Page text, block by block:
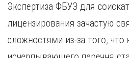
Экспертиза ФБУЗ для
лицензирования зачастую
сложностями из-за того, что